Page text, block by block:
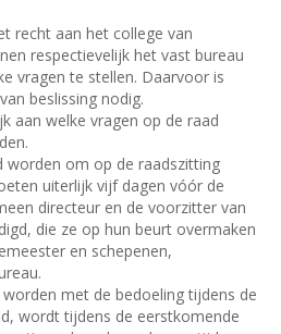
recht aan het college van
respectievelijk het vast bureau
vragen te stellen. Daarvoor is
beslissing nodig.
aan welke vragen op de raad
worden om op de raadszitting
uiterlijk vijf dagen vóór de
directeur en de voorzitter van
die ze op hun beurt overmaken
en schepenen,
met de bedoeling tijdens de
wordt tijdens de eerstkomende